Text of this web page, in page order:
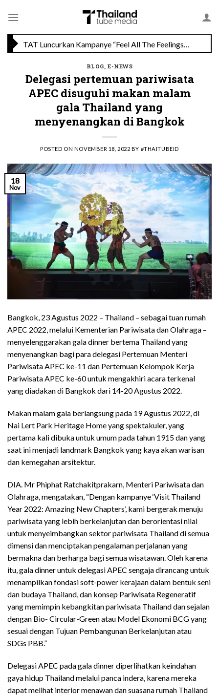
BLOG, E-NEWS
Delegasi pertemuan pariwisata
APEC disuguhi makan malam
gala Thailand yang
menyenangkan di Bangkok
POSTED ON NOVEMBER 18, 2022 BY #THAITUBEID
18
Nov
Bangkok, 23 Agustus 2022 – Thailand – sebagai tuan rumah
APEC 2022, melalui Kementerian Pariwisata dan Olahraga –
menyelenggarakan gala dinner bertema Thailand yang
menyenangkan bagi para delegasi Pertemuan Menteri
Pariwisata APEC ke-11 dan Pertemuan Kelompok Kerja
Pariwisata APEC ke-60 untuk mengakhiri acara terkenal
yang diadakan di Bangkok dari 14-20 Agustus 2022.
Makan malam gala berlangsung pada 19 Agustus 2022, di
Nai Lert Park Heritage Home yang spektakuler, yang
pertama kali dibuka untuk umum pada tahun 1915 dan yang
saat ini menjadi landmark Bangkok yang kaya akan warisan
dan kemegahan arsitektur.
DIA. Mr Phiphat Ratchakitprakarn, Menteri Pariwisata dan
Olahraga, mengatakan, “Dengan kampanye ‘Visit Thailand
Year 2022: Amazing New Chapters’, kami bergerak menuju
pariwisata yang lebih berkelanjutan dan berorientasi nilai
untuk menyeimbangkan sektor pariwisata Thailand di semua
dimensi dan menciptakan pengalaman perjalanan yang
bermakna dan berharga bagi semua wisatawan. Oleh karena
itu, gala dinner untuk delegasi APEC sengaja dirancang untuk
menampilkan fondasi soft-power kerajaan dalam bentuk seni
dan budaya Thailand, dan konsep Pariwisata Regeneratif
yang memimpin kebangkitan pariwisata Thailand dan sejalan
dengan Bio- Circular-Green atau Model Ekonomi BCG yang
sesuai dengan Tujuan Pembangunan Berkelanjutan atau
SDGs PBB.”
Delegasi APEC pada gala dinner diperlihatkan keindahan
gaya hidup Thailand melalui panca indera, karena mereka
dapat melihat interior menawan dan suasana rumah Thailand